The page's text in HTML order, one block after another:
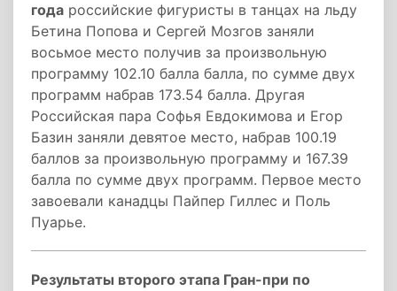
года российские фигуристы в танцах на льду
Бетина Попова и Сергей Мозгов заняли
восьмое место получив за произвольную
программу 102.10 балла балла, по сумме двух
программ набрав 173.54 балла. Другая
Российская пара Софья Евдокимова и Егор
Базин заняли девятое место, набрав 100.19
баллов за произвольную программу и 167.39
балла по сумме двух программ. Первое место
завоевали канадцы Пайпер Гиллес и Поль
Пуарье.
Результаты второго этапа Гран-при по